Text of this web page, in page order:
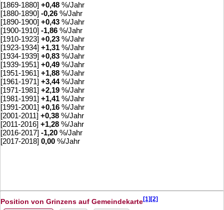
[1869-1880] +0,48 %/Jahr
[1880-1890] -0,26 %/Jahr
[1890-1900] +0,43 %/Jahr
[1900-1910] -1,86 %/Jahr
[1910-1923] +0,23 %/Jahr
[1923-1934] +1,31 %/Jahr
[1934-1939] +0,83 %/Jahr
[1939-1951] +0,49 %/Jahr
[1951-1961] +1,88 %/Jahr
[1961-1971] +3,44%/Jahr
[1971-1981] +2,19 %/Jahr
[1981-1991] +1,41 %/Jahr
[1991-2001] +0,16 %/Jahr
[2001-2011] +0,38 %/Jahr
[2011-2016] +1,28 %/Jahr
[2016-2017] -1,20 %/Jahr
[2017-2018] 0,00 %/Jahr
Position von Grinzens auf Gemeindekarte[1][2]